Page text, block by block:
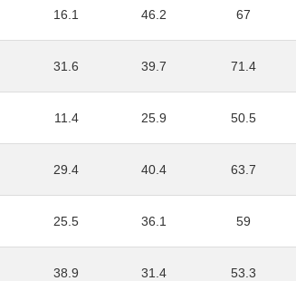
16.1 46.2 67
31.6 39.7 71.4
11.4 25.9 50.5
29.4 40.4 63.7
25.5 36.1 59
38.9 31.4 53.3